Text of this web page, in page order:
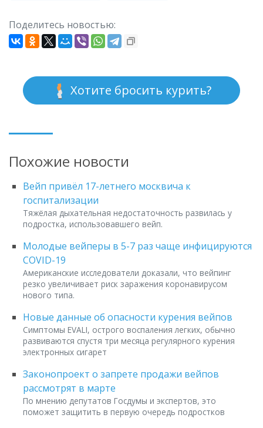
Поделитесь новостью:
Хотите бросить курить?
Похожие новости
Вейп привёл 17-летнего москвича к
госпитализации
Тяжёлая дыхательная недостаточность развилась у
подростка, использовавшего вейп.
Молодые вейперы в 5-7 раз чаще инфицируются
COVID-19
Американские исследователи доказали, что вейпинг
резко увеличивает риск заражения коронавирусом
нового типа.
Новые данные об опасности курения вейпов
Симптомы EVALI, острого воспаления легких, обычно
развиваются спустя три месяца регулярного курения
электронных сигарет
Законопроект о запрете продажи вейпов
рассмотрят в марте
По мнению депутатов Госдумы и экспертов, это
поможет защитить в первую очередь подростков